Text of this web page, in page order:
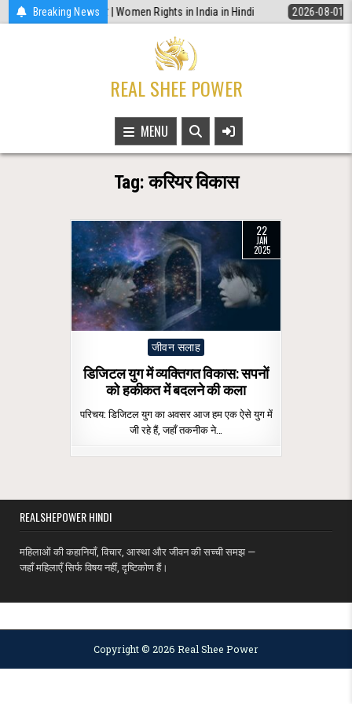
Skip
to
Breaking News
चाहिए ये 5 कानूनी अधिकार | Women Rights in India in Hindi 2026-08-01
REAL SHEE POWER
MENU
Tag:करियर विकास
22
JAN
2025
Posted
जीवन सलाह
डिजिटल युग में व्यक्तिगत विकास: सपनों
को हकीकत में बदलने की कला
परिचय: डिजिटल युग का अवसर आज हम एक ऐसे युग में
जी रहे हैं, जहाँ तकनीक ने…
REALSHEPOWER HINDI
महिलाओं की कहानियाँ, विचार, आस्था और जीवन की सच्ची समझ —
जहाँ महिलाएँ सिर्फ विषय नहीं, दृष्टिकोण हैं।
Copyright © 2026 Real Shee Power